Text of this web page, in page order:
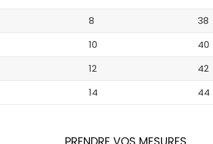
8
38
10
40
12
42
14 44